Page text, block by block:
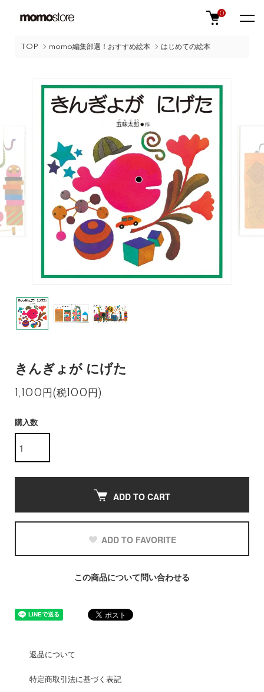
0
TOP momo編集部選！おすすめ絵本 はじめての絵本
きんぎょが にげた
1,100円(税100円)
購入数
ADD TO CART
ADD TO FAVORITE
この商品について問い合わせる
返品について
特定商取引法に基づく表記